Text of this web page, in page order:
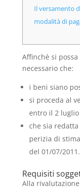
Il versamento
modalità di
Affinchè si
necessario che:
i beni siano
si proceda al
entro il 2
che sia
perizia di
del 01/07/2011.
Requisiti
Alla